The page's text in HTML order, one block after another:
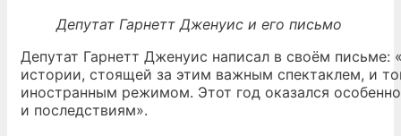
Депутат Гарнетт Дженуис и его письмо
Депутат Гарнетт Дженуис написал в своём
истории, стоящей за этим важным спектаклем, и
иностранным режимом. Этот год оказался
и последствиям».